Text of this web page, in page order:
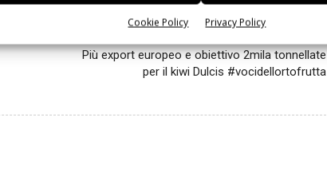
Cookie Policy Privacy Policy
Prossimo articolo
Più export europeo e obiettivo 2mila tonnellate
per il kiwi Dulcis #vocidellortofrutta